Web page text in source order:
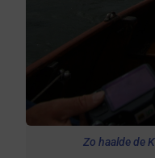
Zo haalde de